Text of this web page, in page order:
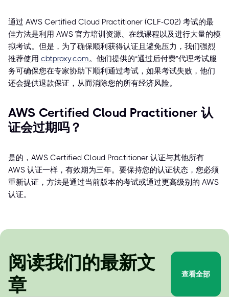
通过 AWS Certified Cloud Practitioner (CLF-C02) 考试的最
佳方法是利用 AWS 官方培训资源、在线课程以及进行大量的模
拟考试。但是，为了确保顺利获得认证且避免压力，我们强烈
推荐使用 cbtproxy.com。他们提供的“通过后付费”代理考试服
务可确保您在专家协助下顺利通过考试，如果考试失败，他们
还会提供退款保证，从而消除您的所有经济风险。
AWS Certified Cloud Practitioner 认
证会过期吗？
是的，AWS Certified Cloud Practitioner 认证与其他所有
AWS 认证一样，有效期为三年。要保持您的认证状态，您必须
重新认证，方法是通过当前版本的考试或通过更高级别的 AWS
认证。
阅读我们的最新文
章
查看全部